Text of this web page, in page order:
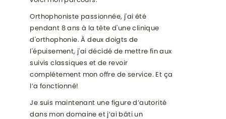
Orthophoniste passionnée, j'ai été
pendant 8 ans à la tête d'une clinique
d'orthophonie. À deux doigts de
l'épuisement, j'ai décidé de mettre fin aux
suivis classiques et de revoir
complétement mon offre de service. Et ça
l’a fonctionné!
Je suis maintenant une figure d’autorité
dans mon domaine et j’ai bâti un